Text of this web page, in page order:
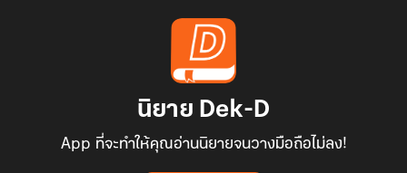
นิยาย Dek-D
App ที่จะทำให้คุณอ่านนิยายจนวางมือถือไม่ลง!